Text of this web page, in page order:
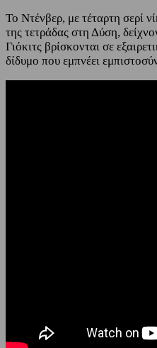
Το Ντένβερ, με τέταρτη σερί
της τετράδας στη Δύση,
Γιόκιτς βρίσκονται σε
δίδυμο που εμπνέει